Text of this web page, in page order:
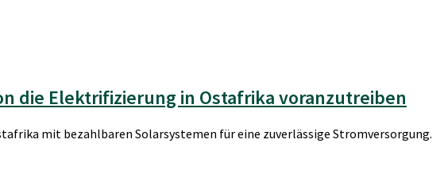
die Elektrifizierung in Ostafrika voranzutreiben
mit bezahlbaren Solarsystemen für eine zuverlässige Stromversorgung.